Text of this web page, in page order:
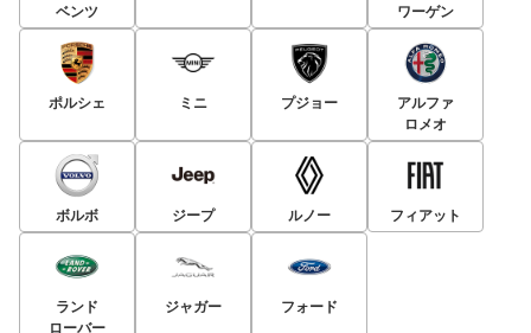
ベンツ
ワーゲン
ポルシェ ミニ プジョー
アルファ
ロメオ
ボルボ ジープ ルノー フィアット
ランド
ローバー
ジャガー フォード